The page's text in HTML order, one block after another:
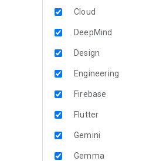
Cloud
DeepMind
Design
Engineering
Firebase
Flutter
Gemini
Gemma